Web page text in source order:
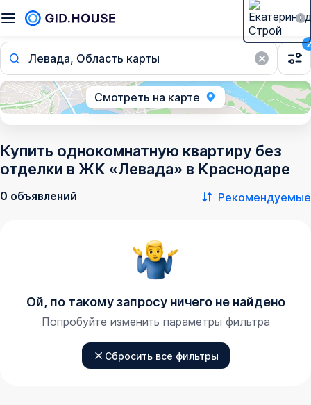
Левада, Область карты
2
Смотреть на карте
Купить однокомнатную квартиру без
отделки в ЖК «Левада» в Краснодаре
0 объявлений Рекомендуемые
Ой, по такому запросу ничего не найдено
Попробуйте изменить параметры фильтра
Сбросить все фильтры